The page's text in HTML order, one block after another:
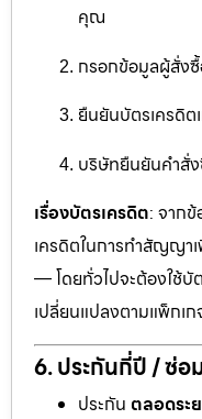
คุณ
กรอกข้อมูลผู้สั่ง
ยืนยันบัตรเครดิ
บริษัทยืนยันคำสั่
เรื่องบัตรเครดิต: จาก
เครดิตในการทำสัญญา
— โดยทั่วไปจะต้องใช้บั
เปลี่ยนแปลงตามแพ็กเก
6. ประกันกี่ปี / ซ่อ
ประกัน ตลอดระ